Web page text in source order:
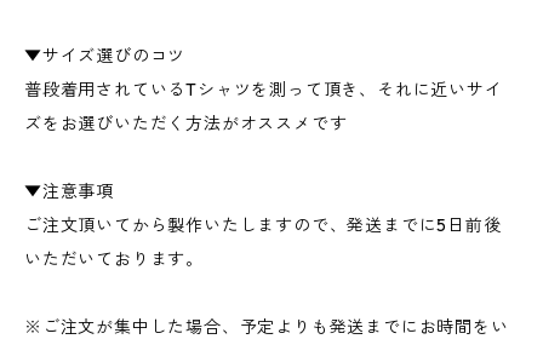
▼サイズ選びのコツ
普段着用されているTシャツを測って頂き、それに近いサイ
ズをお選びいただく方法がオススメです
▼注意事項
ご注文頂いてから製作いたしますので、発送までに5日前後
いただいております。
※ご注文が集中した場合、予定よりも発送までにお時間をい